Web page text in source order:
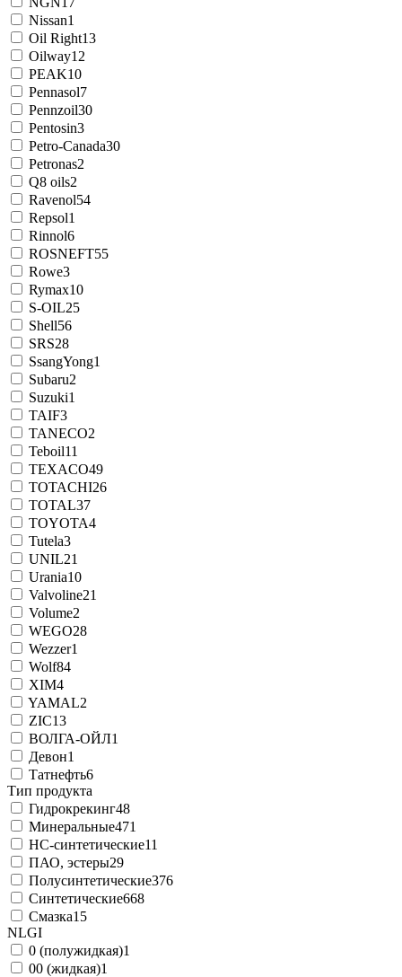
Nissan1
Oil Right13
Oilway12
PEAK10
Pennasol7
Pennzoil30
Pentosin3
Petro-Canada30
Petronas2
Q8 oils2
Ravenol54
Repsol1
Rinnol6
ROSNEFT55
Rowe3
Rymax10
S-OIL25
Shell56
SRS28
SsangYong1
Subaru2
Suzuki1
TAIF3
TANECO2
Teboil11
TEXACO49
TOTACHI26
TOTAL37
TOYOTA4
Tutela3
UNIL21
Urania10
Valvoline21
Volume2
WEGO28
Wezzer1
Wolf84
XIM4
YAMAL2
ZIC13
ВОЛГА-ОЙЛ1
Девон1
Татнефть6
Тип продукта
Гидрокрекинг48
Минеральные471
НС-синтетические11
ПАО, эстеры29
Полусинтетические376
Синтетические668
Смазка15
NLGI
0 (полужидкая)1
00 (жидкая)1